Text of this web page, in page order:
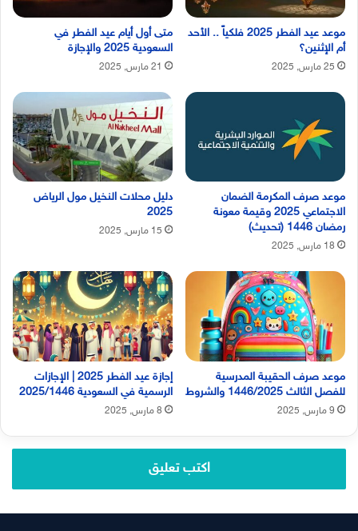
موعد عيد الفطر 2025 فلكياً .. الأحد
أم الإثنين؟
25 مارس, 2025
متى أول أيام عيد الفطر في
السعودية 2025 والإجازة
21 مارس, 2025
موعد صرف المكرمة الضمان
الاجتماعي 2025 وقيمة معونة
رمضان 1446 (تحديث)
18 مارس, 2025
دليل محلات النخيل مول الرياض
2025
15 مارس, 2025
موعد صرف الحقيبة المدرسية
للفصل الثالث 1446/2025 والشروط
9 مارس, 2025
إجازة عيد الفطر 2025 | الإجازات
الرسمية في السعودية 2025/1446
8 مارس, 2025
اكتب تعليق